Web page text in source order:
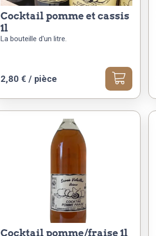
cocktail pomme et cassis
1l
La bouteille d'un litre.
2,80€ / pièce
cocktail pomme/fraise 1l